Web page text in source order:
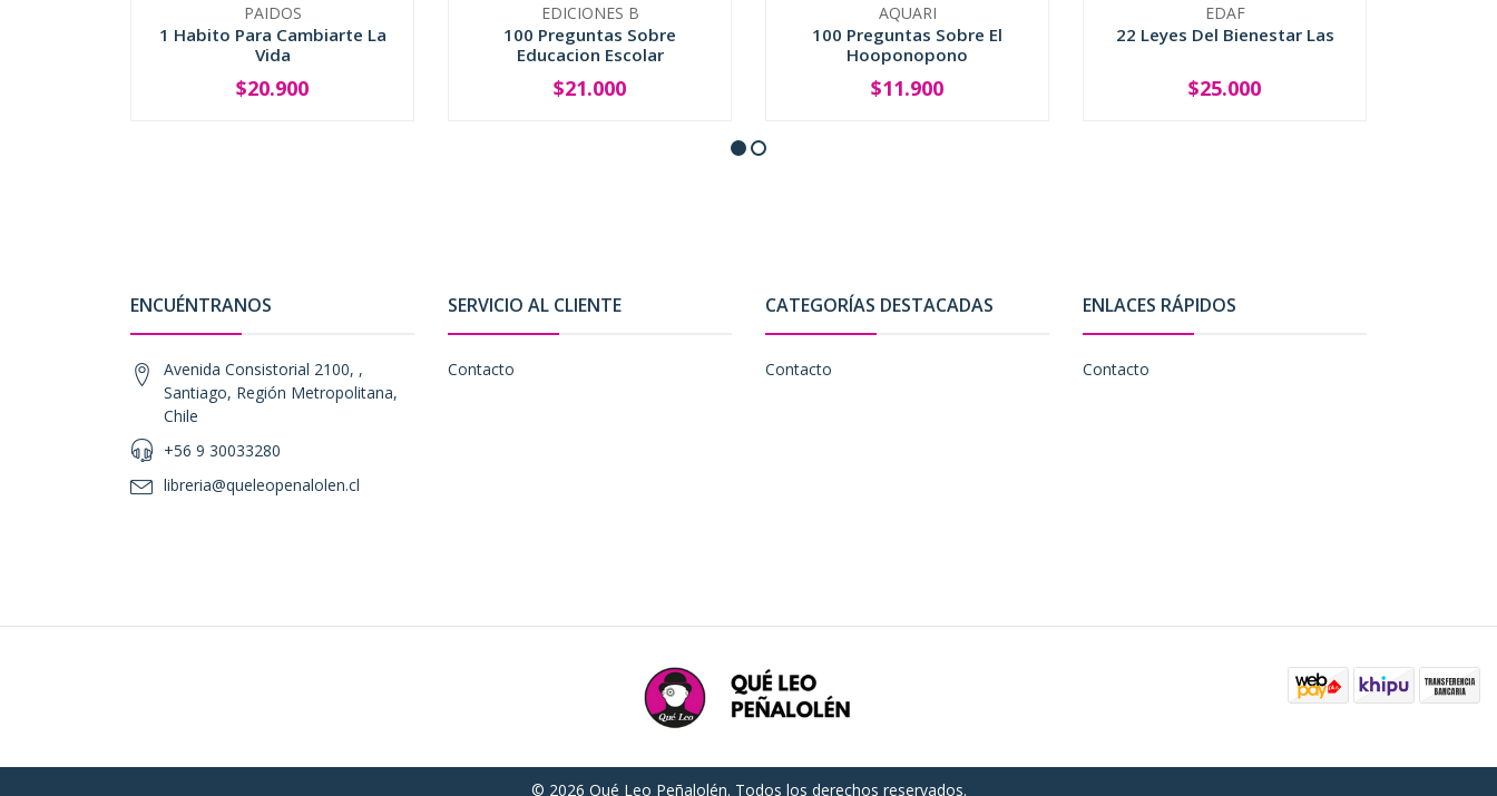
PAIDOS
1 Habito Para Cambiarte La
Vida
+
$20.900
EDICIONES B
100 Preguntas Sobre
Educacion Escolar
+
$21.000
AQUARI
100 Preguntas Sobre El
Hooponopono
+
$11.900
EDAF
22 Leyes Del Bienestar Las
+
$25.000
ENCUÉNTRANOS
Avenida Consistorial 2100, ,
Santiago, Región Metropolitana,
Chile
+56 9 30033280
libreria@queleopenalolen.cl
SERVICIO AL CLIENTE
Contacto
CATEGORÍAS DESTACADAS
Contacto
ENLACES RÁPIDOS
Contacto
© 2026 Qué Leo Peñalolén. Todos los derechos reservados.